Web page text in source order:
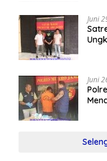
Juni
Juni